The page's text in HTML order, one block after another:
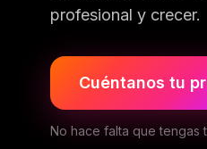
profesional y crecer.
Cuéntanos tu
No hace falta que tengas